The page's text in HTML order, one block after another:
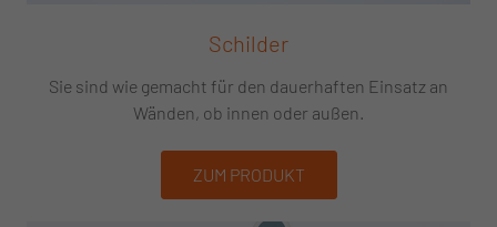
Schilder
Sie sind wie gemacht für den dauerhaften Einsatz an
Wänden, ob innen oder außen.
ZUM PRODUKT